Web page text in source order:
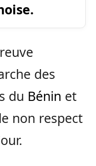
des
du Bénin et
non respect